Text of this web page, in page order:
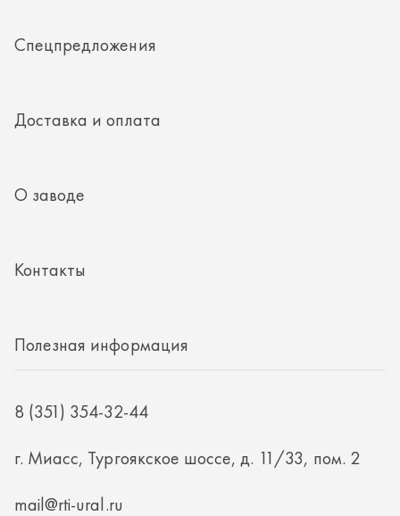
8 (351) 354-32-44
ИНН 7415101168
ОГРН 1187456037768
Политика конфиденциальности